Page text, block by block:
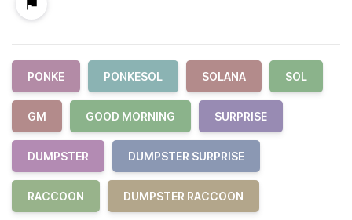
PONKE PONKESOL SOLANA SOL
GM GOOD MORNING SURPRISE
DUMPSTER DUMPSTER SURPRISE
RACCOON DUMPSTER RACCOON